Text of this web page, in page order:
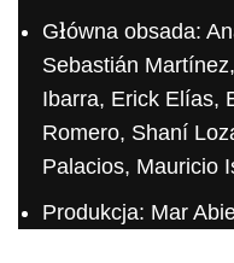
Główna obsada:
Sebastián
Ibarra, Erick Elías,
Romero, Shaní
Palacios, Mauricio
Produkcja: Mar